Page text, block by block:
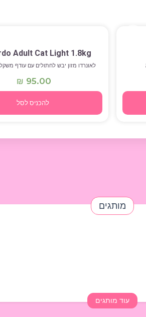
Adult Cat Light 1.8kg
לאונרדו מזון יבש לחתולים עם עודף משקל
₪ 95.00
להכניס לסל
מותגים
עוד מותגים